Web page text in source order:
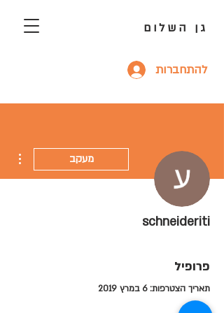
גן השלום
להתחברות
מעקב
schneideriti
פרופיל
תאריך הצטרפות: 6 במרץ 2019